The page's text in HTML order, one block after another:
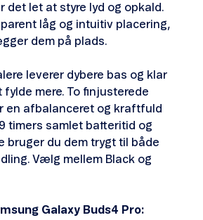
det let at styre lyd og opkald.
låg og intuitiv placering,
dem på plads.
leverer dybere bas og klar
mere. To finjusterede
en afbalanceret og kraftfuld
timers samlet batteritid og
bruger du dem trygt til både
Vælg mellem Black og
Galaxy Buds4 Pro: